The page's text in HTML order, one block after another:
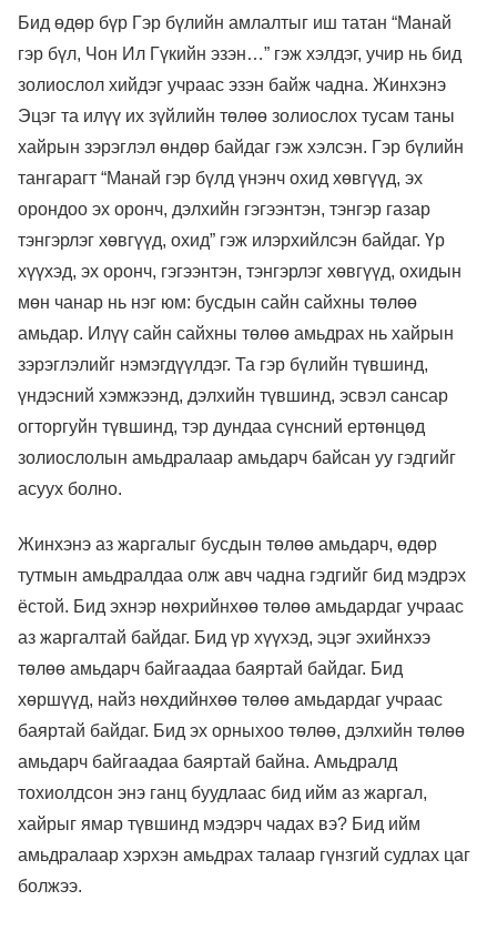
Бид өдөр бүр Гэр бүлийн амлалтыг иш татан “Манай
гэр бүл, Чон Ил Гүкийн эзэн…” гэж хэлдэг, учир нь бид
золиослол хийдэг учраас эзэн байж чадна. Жинхэнэ
Эцэг та илүү их зүйлийн төлөө золиослох тусам таны
хайрын зэрэглэл өндөр байдаг гэж хэлсэн. Гэр бүлийн
тангарагт “Манай гэр бүлд үнэнч охид хөвгүүд, эх
орондоо эх оронч, дэлхийн гэгээнтэн, тэнгэр газар
тэнгэрлэг хөвгүүд, охид” гэж илэрхийлсэн байдаг. Үр
хүүхэд, эх оронч, гэгээнтэн, тэнгэрлэг хөвгүүд, охидын
мөн чанар нь нэг юм: бусдын сайн сайхны төлөө
амьдар. Илүү сайн сайхны төлөө амьдрах нь хайрын
зэрэглэлийг нэмэгдүүлдэг. Та гэр бүлийн түвшинд,
үндэсний хэмжээнд, дэлхийн түвшинд, эсвэл сансар
огторгуйн түвшинд, тэр дундаа сүнсний ертөнцөд
золиослолын амьдралаар амьдарч байсан уу гэдгийг
асуух болно.
Жинхэнэ аз жаргалыг бусдын төлөө амьдарч, өдөр
тутмын амьдралдаа олж авч чадна гэдгийг бид мэдрэх
ёстой. Бид эхнэр нөхрийнхөө төлөө амьдардаг учраас
аз жаргалтай байдаг. Бид үр хүүхэд, эцэг эхийнхээ
төлөө амьдарч байгаадаа баяртай байдаг. Бид
хөршүүд, найз нөхдийнхөө төлөө амьдардаг учраас
баяртай байдаг. Бид эх орныхоо төлөө, дэлхийн төлөө
амьдарч байгаадаа баяртай байна. Амьдралд
тохиолдсон энэ ганц буудлаас бид ийм аз жаргал,
хайрыг ямар түвшинд мэдэрч чадах вэ? Бид ийм
амьдралаар хэрхэн амьдрах талаар гүнзгий судлах цаг
болжээ.